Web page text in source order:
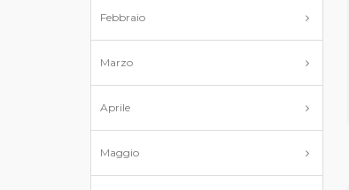
Febbraio
Marzo
Aprile
Maggio